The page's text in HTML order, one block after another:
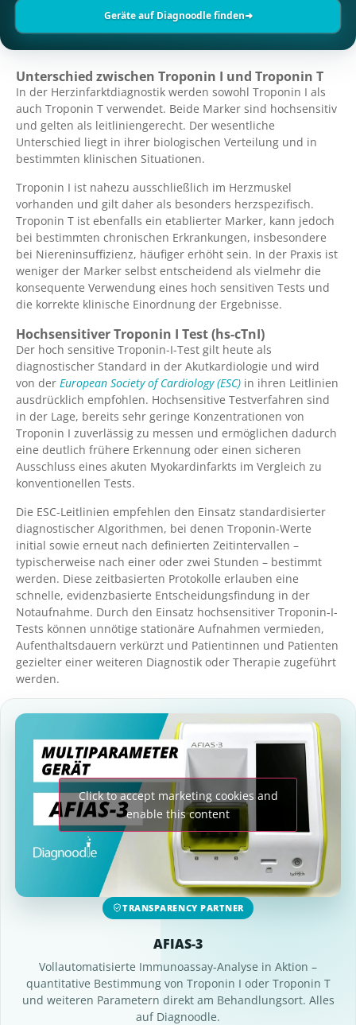
Geräte auf Diagnoodle finden➜
Unterschied zwischen Troponin I und Troponin T
In der Herzinfarktdiagnostik werden sowohl Troponin I als
auch Troponin T verwendet. Beide Marker sind hochsensitiv
und gelten als leitliniengerecht. Der wesentliche
Unterschied liegt in ihrer biologischen Verteilung und in
bestimmten klinischen Situationen.
Troponin I ist nahezu ausschließlich im Herzmuskel
vorhanden und gilt daher als besonders herz­spezifisch.
Troponin T ist ebenfalls ein etablierter Marker, kann jedoch
bei bestimmten chronischen Erkrankungen, insbesondere
bei Niereninsuffizienz, häufiger erhöht sein. In der Praxis ist
weniger der Marker selbst entscheidend als vielmehr die
konsequente Verwendung eines hoch sensitiven Tests und
die korrekte klinische Einordnung der Ergebnisse.
Hochsensitiver Troponin I Test (hs-cTnI)
Der hoch sensitive Troponin-I-Test gilt heute als
diagnostischer Standard in der Akutkardiologie und wird
von der European Society of Cardiology(ESC) in ihren Leitlinien
ausdrücklich empfohlen. Hochsensitive Testverfahren sind
in der Lage, bereits sehr geringe Konzentrationen von
Troponin I zuverlässig zu messen und ermöglichen dadurch
eine deutlich frühere Erkennung oder einen sicheren
Ausschluss eines akuten Myokardinfarkts im Vergleich zu
konventionellen Tests.
Die ESC-Leitlinien empfehlen den Einsatz standardisierter
diagnostischer Algorithmen, bei denen Troponin-Werte
initial sowie erneut nach definierten Zeitintervallen –
typischerweise nach einer oder zwei Stunden – bestimmt
werden. Diese zeitbasierten Protokolle erlauben eine
schnelle, evidenzbasierte Entscheidungsfindung in der
Notaufnahme. Durch den Einsatz hochsensitiver Troponin-I-
Tests können unnötige stationäre Aufnahmen vermieden,
Aufenthaltsdauern verkürzt und Patientinnen und Patienten
gezielter einer weiteren Diagnostik oder Therapie zugeführt
werden.
Click to accept marketing cookies and
enable this content
TRANSPARENCY PARTNER
AFIAS-3
Vollautomatisierte Immunoassay-Analyse in Aktion –
quantitative Bestimmung von Troponin I oder Troponin T
und weiteren Parametern direkt am Behandlungsort. Alles
auf Diagnoodle.